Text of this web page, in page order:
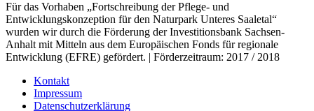
Für das Vorhaben „Fortschreibung der Pflege- und
Entwicklungskonzeption für den Naturpark Unteres Saaletal“
wurden wir durch die Förderung der Investitionsbank Sachsen-
Anhalt mit Mitteln aus dem Europäischen Fonds für regionale
Entwicklung (EFRE) gefördert. | Förderzeitraum: 2017 / 2018
Kontakt
Impressum
Datenschutzerklärung